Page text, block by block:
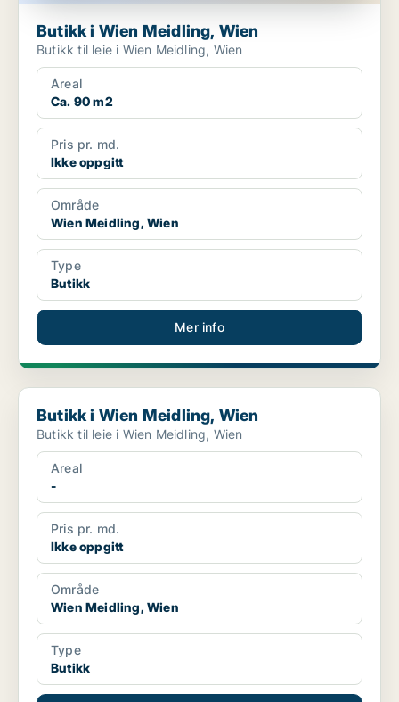
Butikk i Wien Meidling, Wien
Butikk til leie i Wien Meidling, Wien
Areal
Ca. 90 m2
Pris pr. md.
Ikke oppgitt
Område
Wien Meidling, Wien
Type
Butikk
Mer info
Butikk i Wien Meidling, Wien
Butikk i Wien Meidling, Wien
Butikk til leie i Wien Meidling, Wien
Areal
-
Pris pr. md.
Ikke oppgitt
Område
Wien Meidling, Wien
Type
Butikk